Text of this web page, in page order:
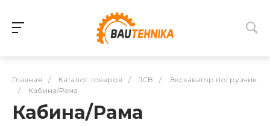
Главная / Каталог товаров / JCB /
Экскаватор погрузчик
/
Кабина/Рама
Кабина/Рама